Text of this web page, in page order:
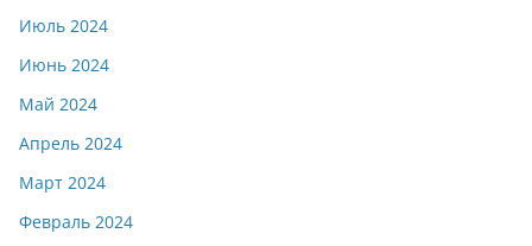
Июль 2024
Июнь 2024
Май 2024
Апрель 2024
Март 2024
Февраль 2024